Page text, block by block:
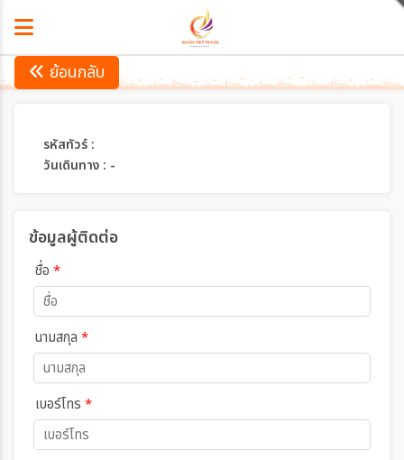
ย้อนกลับ
รหัสทัวร์ :
วันเดินทาง : -
ข้อมูลผู้ติดต่อ
ชื่อ *
นามสกุล *
เบอร์โทร *